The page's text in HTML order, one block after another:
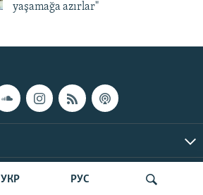
УКР РУС
yaşamağa azırlar"
© Qırım.Aqiqat, 2026 | All Rights Reserved.